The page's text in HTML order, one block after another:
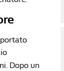
portato
Dopo un